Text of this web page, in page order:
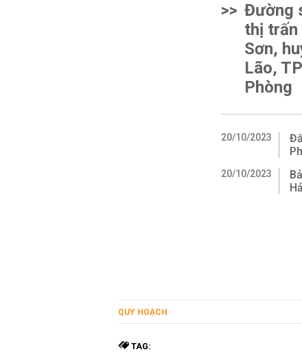
>> Đường
thị trấn
Sơn,
Lão,
Phòng
20/10/2023
20/10/2023
QUY HOẠCH
TAG: